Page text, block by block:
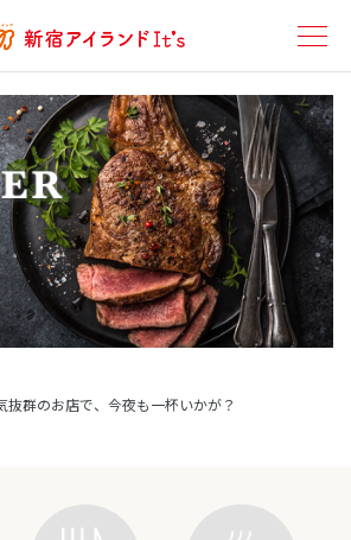
抜群のお店で、今夜も一杯いかが？